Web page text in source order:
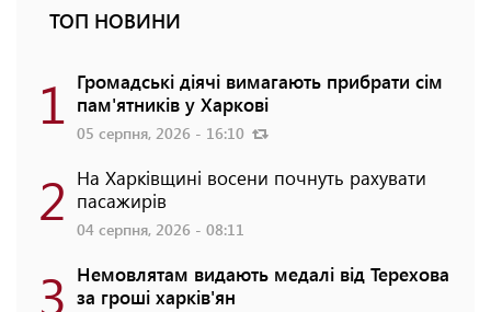
ТОП НОВИНИ
1 Громадські діячі вимагають прибрати сім
пам'ятників у Харкові
05 серпня, 2026 - 16:10
2 На Харківщині восени почнуть рахувати
пасажирів
04 серпня, 2026 - 08:11
3 Немовлятам видають медалі від Терехова
за гроші харків'ян